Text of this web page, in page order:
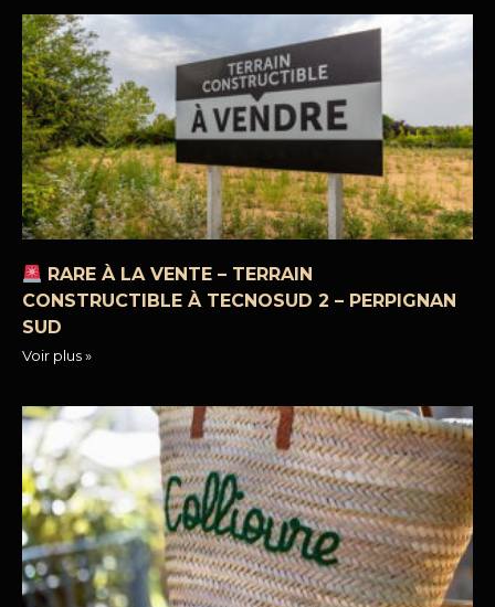
RARE À LA VENTE – TERRAIN
CONSTRUCTIBLE À TECNOSUD 2 – PERPIGNAN
SUD
Voir plus »